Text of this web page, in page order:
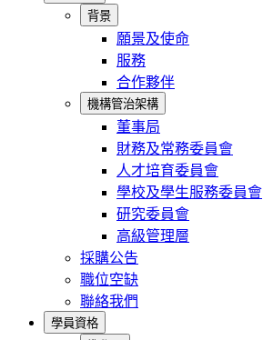
背景
願景及使命
服務
合作夥伴
機構管治架構
董事局
財務及常務委員會
人才培育委員會
學校及學生服務委員會
研究委員會
高級管理層
採購公告
職位空缺
聯絡我們
學員資格